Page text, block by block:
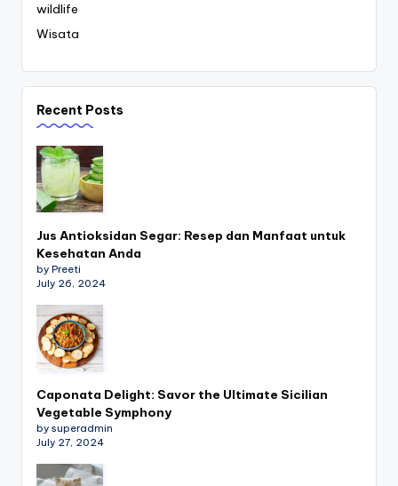
wildlife
Wisata
Recent Posts
Jus Antioksidan Segar: Resep dan Manfaat untuk
Kesehatan Anda
by Preeti
July 26, 2024
Caponata Delight: Savor the Ultimate Sicilian
Vegetable Symphony
by superadmin
July 27, 2024